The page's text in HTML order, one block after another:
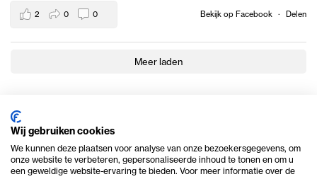
Bekijk op Facebook · Delen
2 0 0
Meer laden
Wij gebruiken cookies
We kunnen deze plaatsen voor analyse van onze bezoekersgegevens, om
onze website te verbeteren, gepersonaliseerde inhoud te tonen en om u
een geweldige website-ervaring te bieden. Voor meer informatie over de